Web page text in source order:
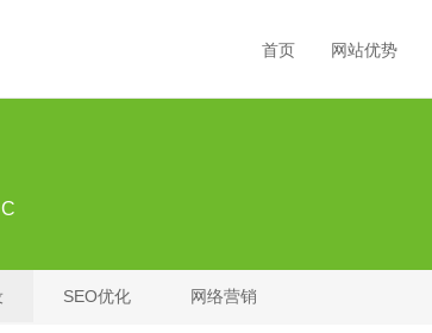
首页 网站优势
SEO优化 网络营销